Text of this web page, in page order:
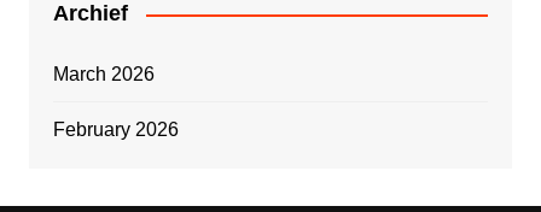
Archief
March 2026
February 2026